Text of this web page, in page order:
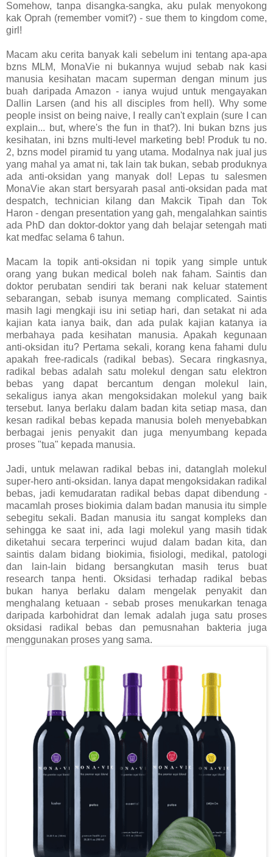
Somehow, tanpa disangka-sangka, aku pulak menyokong
kak Oprah (remember vomit?) - sue them to kingdom come,
girl!
Macam aku cerita banyak kali sebelum ini tentang apa-apa
bzns MLM, MonaVie ni bukannya wujud sebab nak kasi
manusia kesihatan macam superman dengan minum jus
buah daripada Amazon - ianya wujud untuk mengayakan
Dallin Larsen (and his all disciples from hell). Why some
people insist on being naive, I really can't explain (sure I can
explain... but, where's the fun in that?). Ini bukan bzns jus
kesihatan, ini bzns multi-level marketing beb! Produk tu no.
2, bzns model piramid tu yang utama. Modalnya nak jual jus
yang mahal ya amat ni, tak lain tak bukan, sebab produknya
ada anti-oksidan yang manyak dol! Lepas tu salesmen
MonaVie akan start bersyarah pasal anti-oksidan pada mat
despatch, technician kilang dan Makcik Tipah dan Tok
Haron - dengan presentation yang gah, mengalahkan saintis
ada PhD dan doktor-doktor yang dah belajar setengah mati
kat medfac selama 6 tahun.
Macam la topik anti-oksidan ni topik yang simple untuk
orang yang bukan medical boleh nak faham. Saintis dan
doktor perubatan sendiri tak berani nak keluar statement
sebarangan, sebab isunya memang complicated. Saintis
masih lagi mengkaji isu ini setiap hari, dan setakat ni ada
kajian kata ianya baik, dan ada pulak kajian katanya ia
merbahaya pada kesihatan manusia. Apakah kegunaan
anti-oksidan itu? Pertama sekali, korang kena fahami dulu
apakah free-radicals (radikal bebas). Secara ringkasnya,
radikal bebas adalah satu molekul dengan satu elektron
bebas yang dapat bercantum dengan molekul lain,
sekaligus ianya akan mengoksidakan molekul yang baik
tersebut. Ianya berlaku dalam badan kita setiap masa, dan
kesan radikal bebas kepada manusia boleh menyebabkan
berbagai jenis penyakit dan juga menyumbang kepada
proses "tua" kepada manusia.
Jadi, untuk melawan radikal bebas ini, datanglah molekul
super-hero anti-oksidan. Ianya dapat mengoksidakan radikal
bebas, jadi kemudaratan radikal bebas dapat dibendung -
macamlah proses biokimia dalam badan manusia itu simple
sebegitu sekali. Badan manusia itu sangat kompleks dan
sehingga ke saat ini, ada lagi molekul yang masih tidak
diketahui secara terperinci wujud dalam badan kita, dan
saintis dalam bidang biokimia, fisiologi, medikal, patologi
dan lain-lain bidang bersangkutan masih terus buat
research tanpa henti. Oksidasi terhadap radikal bebas
bukan hanya berlaku dalam mengelak penyakit dan
menghalang ketuaan - sebab proses menukarkan tenaga
daripada karbohidrat dan lemak adalah juga satu proses
oksidasi radikal bebas dan pemusnahan bakteria juga
menggunakan proses yang sama.